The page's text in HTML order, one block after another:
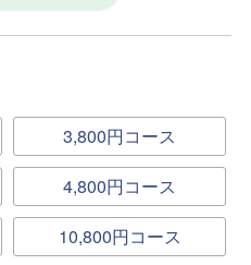
3,800円コース
4,800円コース
10,800円コース